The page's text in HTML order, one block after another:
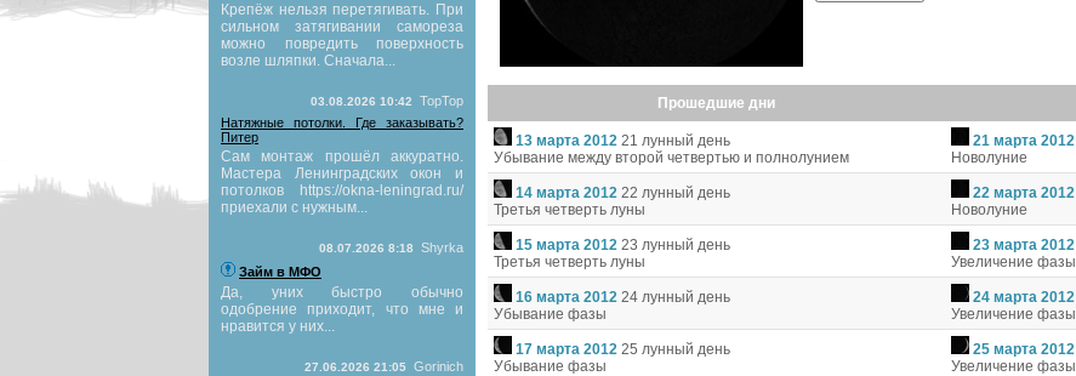
Крепёж нельзя перетягивать. При
сильном затягивании самореза
можно повредить поверхность
возле шляпки. Сначала...
03.08.2026 10:42
TopTop
Натяжные потолки. Где заказывать?
Питер
Сам монтаж прошёл аккуратно.
Мастера Ленинградских окон и
потолков https://okna-leningrad.ru/
приехали с нужным...
08.07.2026 8:18
Shyrka
Займ в МФО
Да, уних быстро обычно
одобрение приходит, что мне и
нравится у них...
27.06.2026 21:05 Gorinich
Прошедшие дни
13 марта 2012 21 лунный день
Убывание между второй четвертью и полнолунием
14 марта 2012 22 лунный день
Третья четверть луны
15 марта 2012 23 лунный день
Третья четверть луны
16 марта 2012 24 лунный день
Убывание фазы
17 марта 2012 25 лунный день
Убывание фазы
21 марта 2012
Новолуние
22 марта 2012
Новолуние
23 марта 2012
Увеличение фазы
24 марта 2012
Увеличение фазы
25 марта 2012
Увеличение фазы